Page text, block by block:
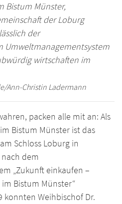
Bistum Münster,
der Loburg
der
Umweltmanagementsystem
wirtschaften im
Ann-Christin Ladermann
packen alle mit an: Als
Bistum Münster ist das
Schloss Loburg in
dem
„Zukunft einkaufen –
Bistum Münster“
konnten Weihbischof Dr.